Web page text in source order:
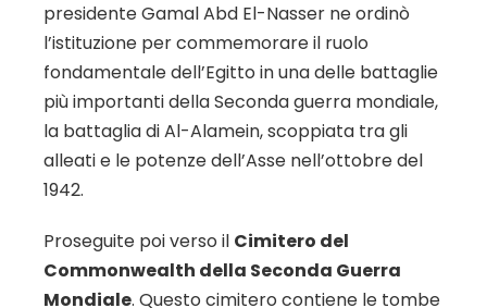
presidente Gamal Abd El-Nasser ne ordinò
l’istituzione per commemorare il ruolo
fondamentale dell’Egitto in una delle battaglie
più importanti della Seconda guerra mondiale,
la battaglia di Al-Alamein, scoppiata tra gli
alleati e le potenze dell’Asse nell’ottobre del
1942.
Proseguite poi verso il Cimitero del
Commonwealth della Seconda Guerra
Mondiale. Questo cimitero contiene le tombe